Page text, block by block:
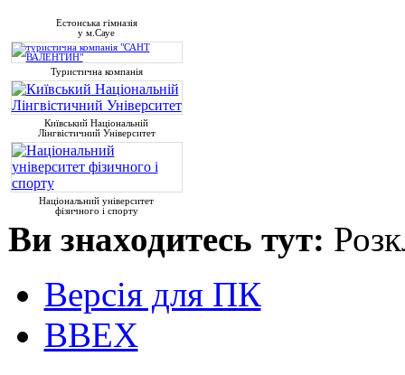
Естонська гімназія
у м.Сауе
Туристична компанія
Київський Національній
Лінгвістичний Університет
Національний університет
фізичного і спорту
Ви знаходитесь тут:
Версія для ПК
ВВЕХ